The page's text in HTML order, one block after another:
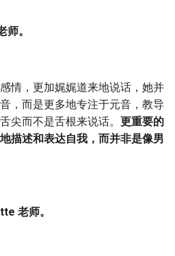
。
情，更加娓娓道来地说话，她并
，而是更多地专注于元音，教导
尖而不是舌根来说话。 更重要的
描述和表达自我，而并非是像男
老师。